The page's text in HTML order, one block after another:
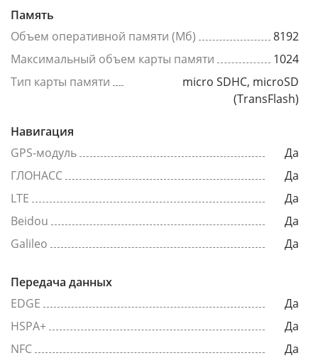
Память
Объем оперативной памяти (Мб)
8192
Максимальный объем карты памяти
1024
Тип карты памяти
micro SDHC, microSD
(TransFlash)
Навигация
GPS-модуль
Да
ГЛОНАСС
Да
LTE
Да
Beidou
Да
Galileo
Да
Передача данных
EDGE
Да
HSPA+
Да
NFC
Да